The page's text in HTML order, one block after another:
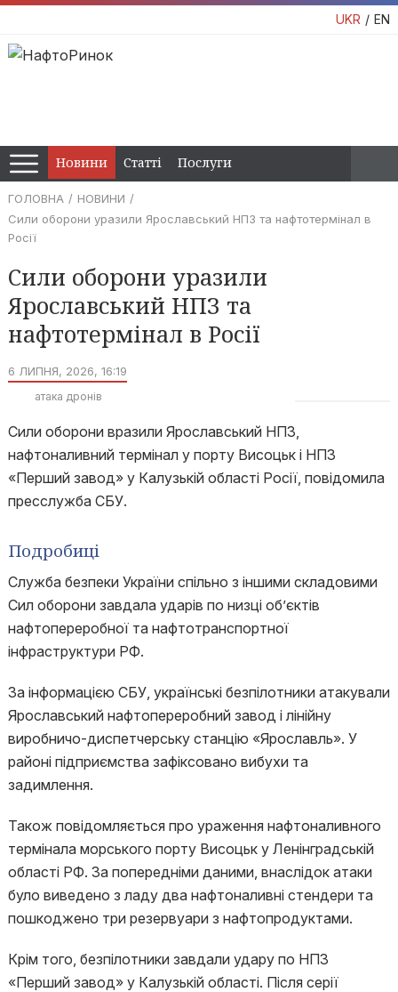
UKR EN
Новини Статті Послуги
ГОЛОВНА
НОВИНИ
Сили оборони уразили Ярославський НПЗ та нафтотермінал в
Росії
Сили оборони уразили
Ярославський НПЗ та
нафтотермінал в Росії
6 ЛИПНЯ, 2026, 16:19
атака дронів
Сили оборони вразили Ярославський НПЗ,
нафтоналивний термінал у порту Висоцьк і НПЗ
«Перший завод» у Калузькій області Росії, повідомила
пресслужба СБУ.
Подробиці
Служба безпеки України спільно з іншими складовими
Сил оборони завдала ударів по низці об’єктів
нафтопереробної та нафтотранспортної
інфраструктури РФ.
За інформацією СБУ, українські безпілотники атакували
Ярославський нафтопереробний завод і лінійну
виробничо-диспетчерську станцію «Ярославль». У
районі підприємства зафіксовано вибухи та
задимлення.
Також повідомляється про ураження нафтоналивного
термінала морського порту Висоцьк у Ленінградській
області РФ. За попередніми даними, внаслідок атаки
було виведено з ладу два нафтоналивні стендери та
пошкоджено три резервуари з нафтопродуктами.
Крім того, безпілотники завдали удару по НПЗ
«Перший завод» у Калузькій області. Після серії